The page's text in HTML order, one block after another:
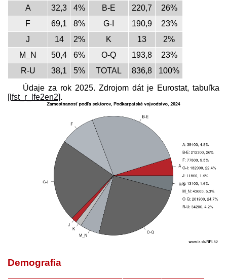
A
32,3 4% B-E 220,7
26%
F
69,1 8% G-I 190,9
23%
J
14 2% K 13
2%
M_N
50,4 6% O-Q 193,8
23%
R-U
38,1 5% TOTAL 836,8
100%
Údaje za rok 2025. Zdrojom dát je Eurostat, tabuľka
[lfst_r_lfe2en2].
Demografia